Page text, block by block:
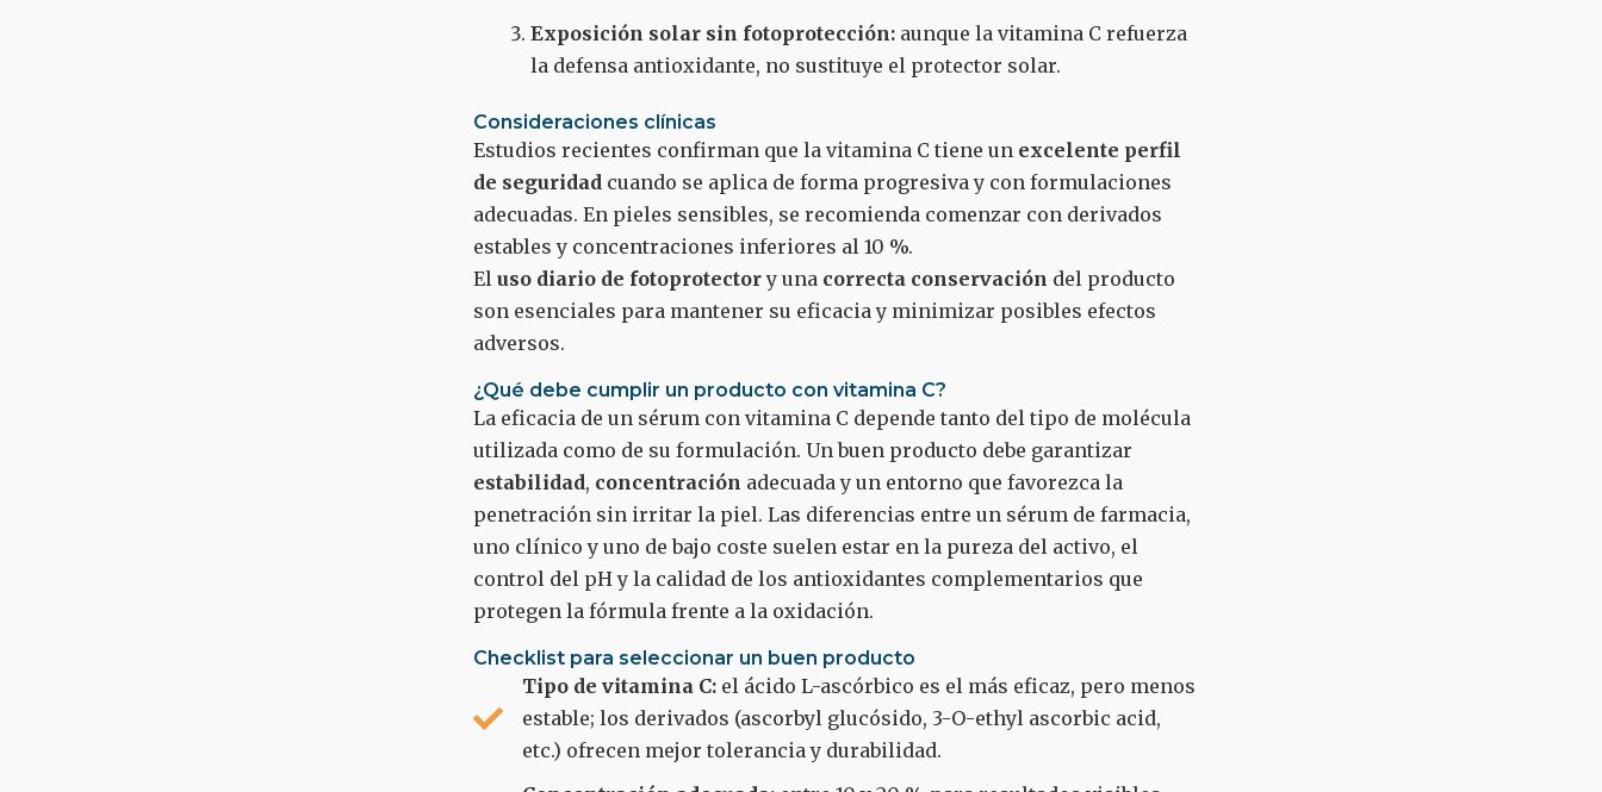
Exposición solar sin fotoprotección: aunque la vitamina C refuerza
la defensa antioxidante, no sustituye el protector solar.
Consideraciones clínicas
Estudios recientes confirman que la vitamina C tiene un excelente perfil
de seguridad cuando se aplica de forma progresiva y con formulaciones
adecuadas. En pieles sensibles, se recomienda comenzar con derivados
estables y concentraciones inferiores al 10 %.
El uso diario de fotoprotectory una correcta conservación del producto
son esenciales para mantener su eficacia y minimizar posibles efectos
adversos.
¿Qué debe cumplir un producto con vitamina C?
La eficacia de un sérum con vitamina C depende tanto del tipo de molécula
utilizada como de su formulación. Un buen producto debe garantizar
estabilidad, concentración adecuada y un entorno que favorezca la
penetración sin irritar la piel. Las diferencias entre un sérum de farmacia,
uno clínico y uno de bajo coste suelen estar en la pureza del activo, el
control del pH y la calidad de los antioxidantes complementarios que
protegen la fórmula frente a la oxidación.
Checklist para seleccionar un buen producto
Tipo de vitamina C: el ácido L-ascórbico es el más eficaz, pero menos
estable; los derivados (ascorbyl glucósido, 3-O-ethyl ascorbic acid,
etc.) ofrecen mejor tolerancia y durabilidad.